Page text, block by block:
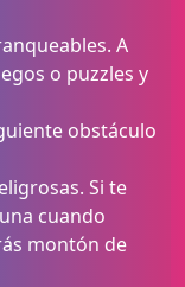
A
o puzzles y
obstáculo
Si te
cuando
montón de